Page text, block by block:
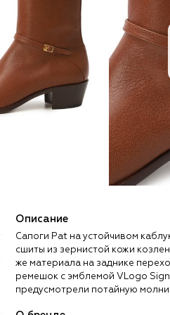
Описание
Сапоги Pat на устойчивом
сшиты из зернистой кожи
же материала на заднике
ремешок с эмблемой VLogo
предусмотрели потайную